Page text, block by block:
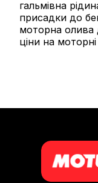
гальмівна
присадки до
моторна олива
ціни на